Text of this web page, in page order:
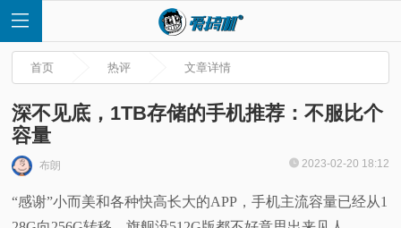
首
页
首页 热评 文章详情
深不见底，1TB存储的手机推荐：不服比个
容量
布朗 2023-02-20 18:12
“感谢”小而美和各种快高长大的APP，手机主流容量已经从1